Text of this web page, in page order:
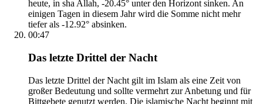
heute, in sha Allah, -20.45° unter den Horizont sinken. An
einigen Tagen in diesem Jahr wird die Somme nicht mehr
tiefer als -12.92° absinken.
00:47
Das letzte Drittel der Nacht
Das letzte Drittel der Nacht gilt im Islam als eine Zeit von
großer Bedeutung und sollte vermehrt zur Anbetung und für
Bittgebete genutzt werden. Die islamische Nacht beginnt mit